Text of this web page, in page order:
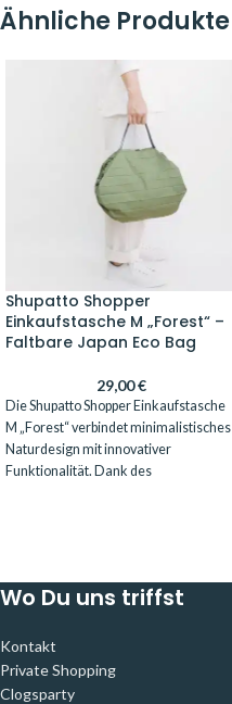
Ähnliche Produkte
Shupatto Shopper
Einkaufstasche M „Forest“ –
Faltbare Japan Eco Bag
29,00€
Die Shupatto Shopper Einkaufstasche
M „Forest“ verbindet minimalistisches
Naturdesign mit innovativer
Funktionalität. Dank des
Design und waschbarem Material ist
sie ideal für Alltag, Reisen und
Wo Du uns triffst
Kontakt
Private Shopping
Clogsparty